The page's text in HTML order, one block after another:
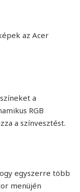
az Acer
a
RGB
a színvesztést.
egyszerre több
menüjén